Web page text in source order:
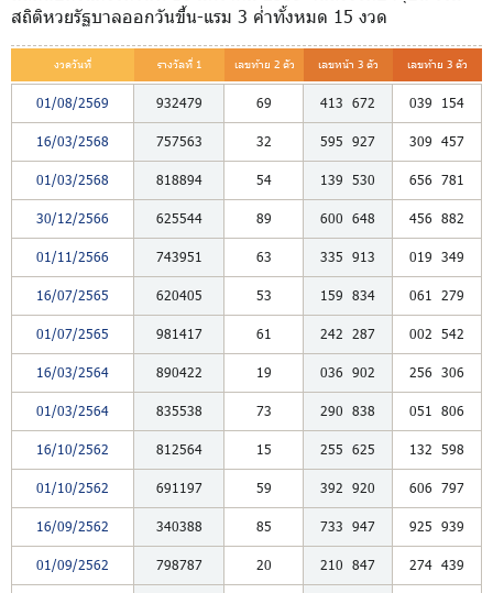
สถิติหวยรัฐบาลออกวันขึ้น-แรม 3 ค่ำทั้งหมด 15 งวด
งวดวันที่ รางวัลที่ 1 เลขท้าย 2 ตัว เลขหน้า 3 ตัว เลขท้าย 3 ตัว
01/08/2569 932479 69 413 672 039 154
16/03/2568 757563 32 595 927 309 457
01/03/2568 818894 54 139 530 656 781
30/12/2566 625544 89 600 648 456 882
01/11/2566 743951 63 335 913 019 349
16/07/2565 620405 53 159 834 061 279
01/07/2565 981417 61 242 287 002 542
16/03/2564 890422 19 036 902 256 306
01/03/2564 835538 73 290 838 051 806
16/10/2562 812564 15 255 625 132 598
01/10/2562 691197 59 392 920 606 797
16/09/2562 340388 85 733 947 925 939
01/09/2562 798787 20 210 847 274 439